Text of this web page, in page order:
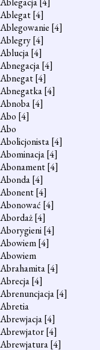
Ablegat[4]
Ablegowanie [4]
Ablegry[4]
Ablucja[4]
Abnegacja[4]
Abnegat[4]
Abnegatka[4]
Abnoba[4]
Abo [4]
Abo
Abolicjonista[4]
Abominacja[4]
Abonament[4]
Abonda[4]
Abonent[4]
Abonować [4]
Abordaż[4]
Aborygieni[4]
Abowiem[4]
Abowiem
Abrahamita[4]
Abrecja[4]
Abrenuncjacja[4]
Abretia
Abrewjacja[4]
Abrewjator[4]
Abrewjatura[4]